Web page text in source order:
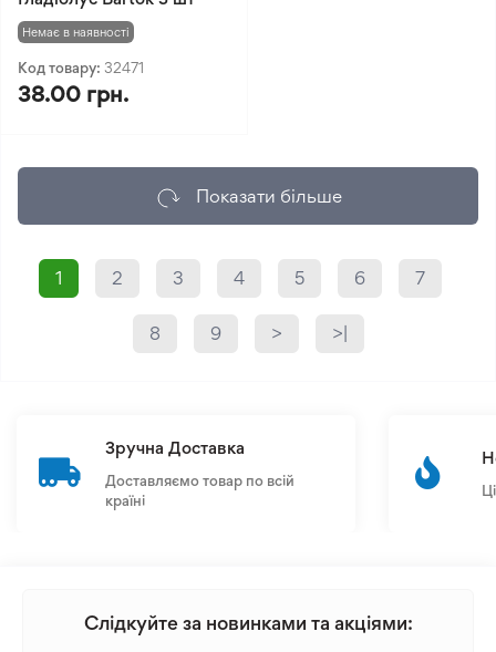
Немає в наявності
Код товару: 32471
38.00 грн.
Показати більше
1 2 3 4 5 6 7
8 9 > >|
Зручна Доставка
Доставляємо товар по всій
країні
Слідкуйте за новинками та акціями: